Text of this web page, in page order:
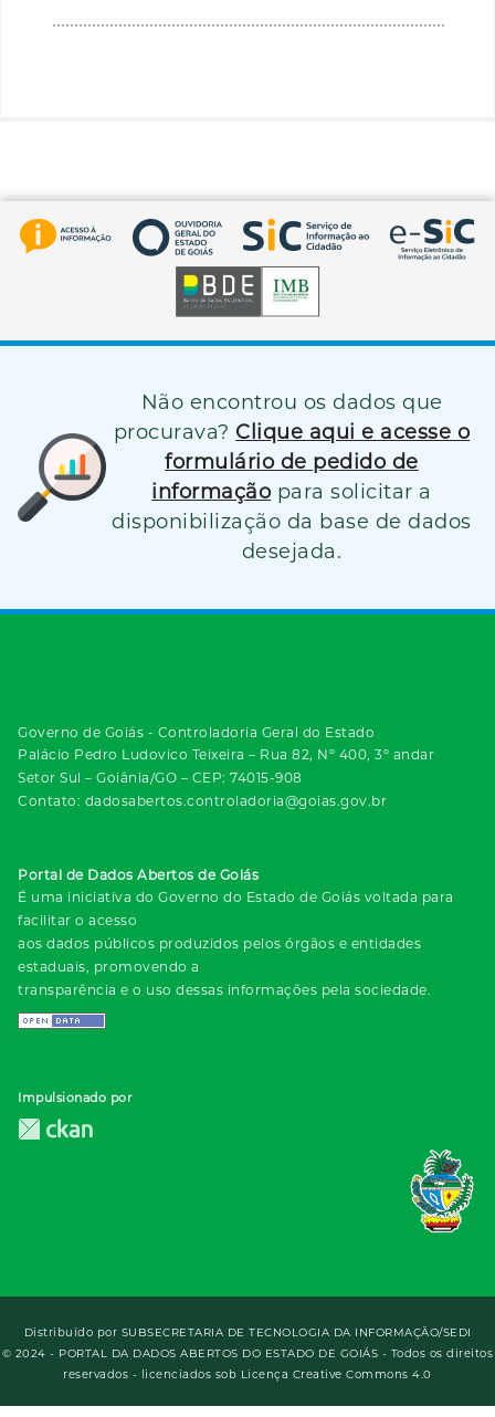
Não encontrou os dados que
procurava? Clique aqui e acesse o
formulário de pedido de
informação para solicitar a
disponibilização da base de dados
desejada.
Governo de Goiás - Controladoria Geral do Estado
Palácio Pedro Ludovico Teixeira – Rua 82, Nº 400, 3º andar
Setor Sul – Goiânia/GO – CEP: 74015-908
Contato: dadosabertos.controladoria@goias.gov.br
Portal de Dados Abertos de Goiás
É uma iniciativa do Governo do Estado de Goiás voltada para
facilitar o acesso
aos dados públicos produzidos pelos órgãos e entidades
estaduais, promovendo a
transparência e o uso dessas informações pela sociedade.
Impulsionado por
Distribuído por SUBSECRETARIA DE TECNOLOGIA DA INFORMAÇÃO/SEDI
© 2024 - PORTAL DA DADOS ABERTOS DO ESTADO DE GOIÁS - Todos os direitos
reservados - licenciados sob Licença Creative Commons 4.0